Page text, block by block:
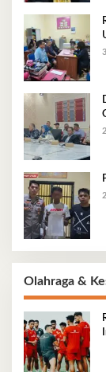
Olahraga &